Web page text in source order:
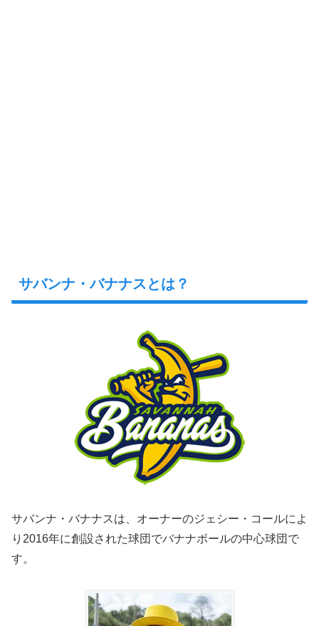
サバンナ・バナナスとは？
サバンナ・バナナスは、オーナーのジェシー・コールによ
り2016年に創設された球団でバナナボールの中心球団で
す。